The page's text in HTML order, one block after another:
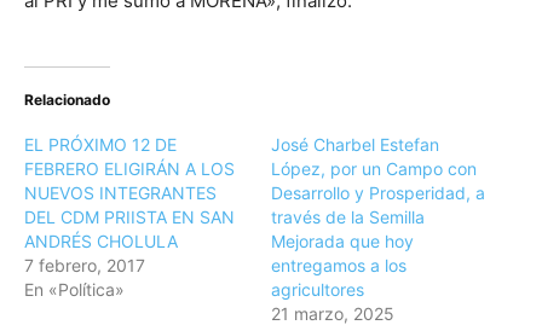
Relacionado
EL PRÓXIMO 12 DE
FEBRERO ELIGIRÁN A LOS
NUEVOS INTEGRANTES
DEL CDM PRIISTA EN SAN
ANDRÉS CHOLULA
7 febrero, 2017
En «Política»
José Charbel Estefan
López, por un Campo con
Desarrollo y Prosperidad, a
través de la Semilla
Mejorada que hoy
entregamos a los
agricultores
21 marzo, 2025